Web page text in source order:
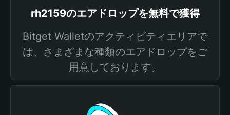
rh2159のエアドロップを無料で獲得
Bitget Walletのアクティビティエリアで
は、さまざまな種類のエアドロップをご
用意しております。